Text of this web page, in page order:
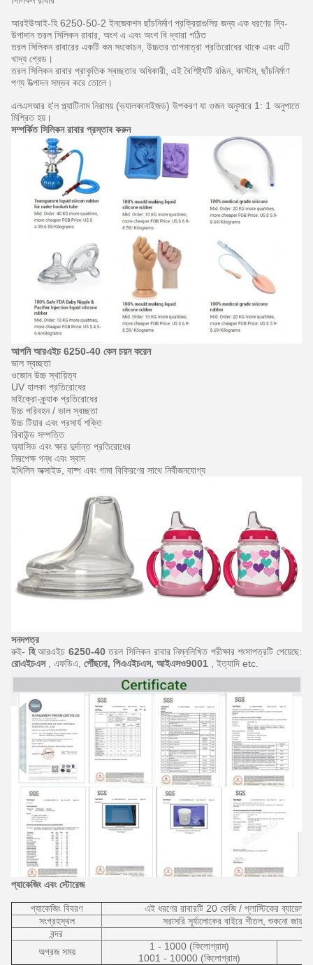
আরইউআই-হি 6250-50-2 ইনজেকশন ছাঁচনির্মাণ প্রক্রিয়াগুলির জন্য এক ধরণের দ্বি-
উপাদান তরল সিলিকন রাবার, অংশ এ এবং অংশ বি দ্বারা গঠিত
তরল সিলিকন রাবারের একটি কম সংকোচন, উচ্চতর তাপমাত্রা প্রতিরোধের থাকে এবং এটি
খাদ্য গ্রেড।
তরল সিলিকন রাবার প্রাকৃতিক স্বচ্ছতার অধিকারী, এই বৈশিষ্ট্যটি রঙিন, কাস্টম, ছাঁচনির্মাণ
পণ্য উত্পাদন সম্ভব করে তোলে।
এলএসআর হ'ল প্ল্যাটিনাম নিরাময় (ভ্যালকানাইজড) উপকরণ যা ওজন অনুসারে 1: 1 অনুপাতে
মিশ্রিত হয়।
সম্পর্কিত সিলিকন রাবার প্রস্তাব করুন
আপনি আরএইচ 6250-40 কেন চয়ন করেন
ভাল স্বচ্ছতা
ওজোন উচ্চ স্থায়িত্ব
UV হালকা প্রতিরোধের
মাইক্রো-ক্র্যাক প্রতিরোধের
উচ্চ পরিবহন / ভাল স্বচ্ছতা
উচ্চ টিয়ার এবং প্রসার্য শক্তি
রিবাউন্ড সম্পত্তি
অ্যাসিড এবং ক্ষার দুর্দান্ত প্রতিরোধের
নিরপেক্ষ গন্ধ এবং স্বাদ
ইথিলিন অক্সাইড, বাষ্প এবং গামা বিকিরণের সাথে নির্বীজনযোগ্য
সনদপত্র
রুই- হিআরএইচ 6250-40তরল সিলিকন রাবার নিম্নলিখিত পরীক্ষার শংসাপত্রটি পেয়েছে:
রোএইচএস, এফডিএ, পৌঁছনো, পিএএইচএস, আইএসও9001 , ইত্যাদি etc.
প্যাকেজিং এবং স্টোরেজ
প্যাকেজিং বিবরণ
এই ধরণের রাবারটি 20 কেজি / প্লাস্টিকের
সংগ্রহস্থল
সরাসরি সূর্যালোকের বাইরে শীতল, শুকনো
বন্দর
অগ্রজ সময়
1 - 1000 (কিলোগ্রাম)
1001 - 10000 (কিলোগ্রাম)